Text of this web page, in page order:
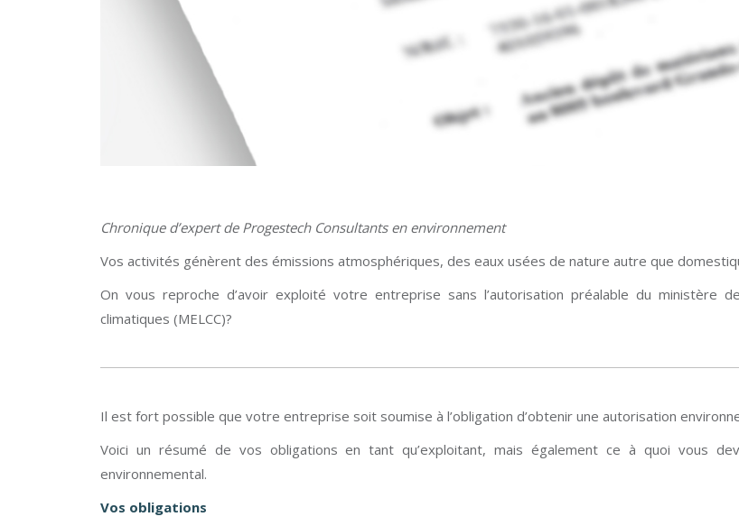
Chronique d’expert de Progestech Consultants en environnement
Vos activités génèrent des émissions atmosphériques, des eaux usées de nature autre que
On vous reproche d’avoir exploité votre entreprise sans l’autorisation préalable du ministère
climatiques (MELCC)?
Il est fort possible que votre entreprise soit soumise à l’obligation d’obtenir une autorisation
Voici un résumé de vos obligations en tant qu’exploitant, mais également ce à quoi vous
environnemental.
Vos obligations